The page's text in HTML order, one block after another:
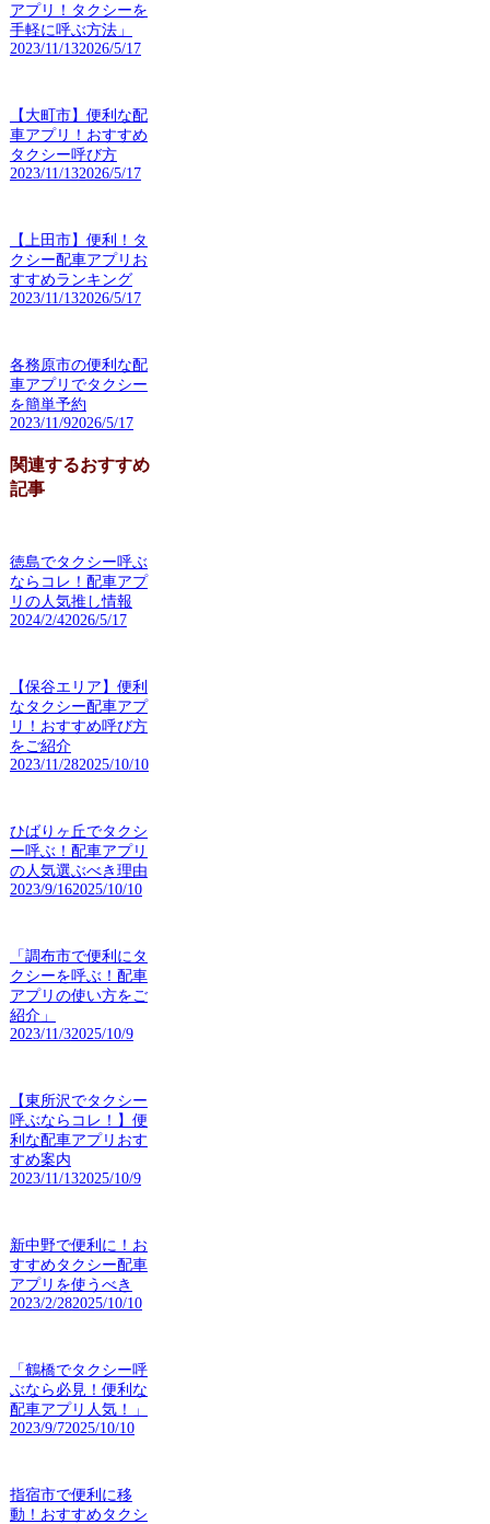
アプリ！タクシーを
手軽に呼ぶ方法」
2023/11/132026/5/17
【大町市】便利な配
車アプリ！おすすめ
タクシー呼び方
2023/11/132026/5/17
【上田市】便利！タ
クシー配車アプリお
すすめランキング
2023/11/132026/5/17
各務原市の便利な配
車アプリでタクシー
を簡単予約
2023/11/92026/5/17
関連するおすすめ
記事
徳島でタクシー呼ぶ
ならコレ！配車アプ
リの人気推し情報
2024/2/42026/5/17
【保谷エリア】便利
なタクシー配車アプ
リ！おすすめ呼び方
をご紹介
2023/11/282025/10/10
ひばりヶ丘でタクシ
ー呼ぶ！配車アプリ
の人気選ぶべき理由
2023/9/162025/10/10
「調布市で便利にタ
クシーを呼ぶ！配車
アプリの使い方をご
紹介」
2023/11/32025/10/9
【東所沢でタクシー
呼ぶならコレ！】便
利な配車アプリおす
すめ案内
2023/11/132025/10/9
新中野で便利に！お
すすめタクシー配車
アプリを使うべき
2023/2/282025/10/10
「鶴橋でタクシー呼
ぶなら必見！便利な
配車アプリ人気！」
2023/9/72025/10/10
指宿市で便利に移
動！おすすめタクシ